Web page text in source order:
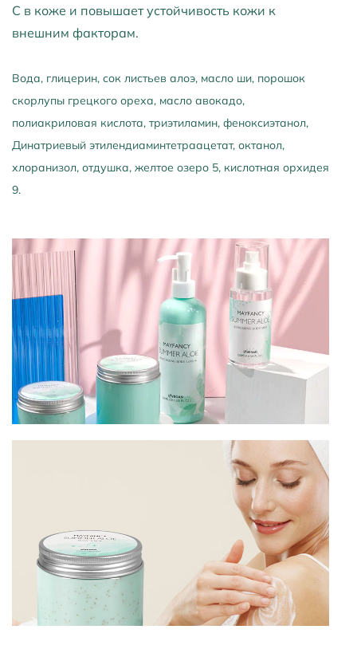
С в коже и повышает устойчивость кожи к
внешним факторам.
Вода, глицерин, сок листьев алоэ, масло ши, порошок
скорлупы грецкого ореха, масло авокадо,
полиакриловая кислота, триэтиламин, феноксиэтанол,
Динатриевый этилендиаминтетраацетат, октанол,
хлоранизол, отдушка, желтое озеро 5, кислотная орхидея
9.